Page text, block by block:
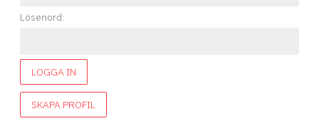
Lösenord:
LOGGA IN
SKAPA PROFIL